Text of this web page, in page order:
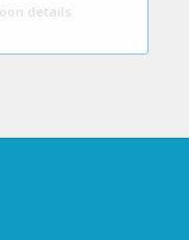
details